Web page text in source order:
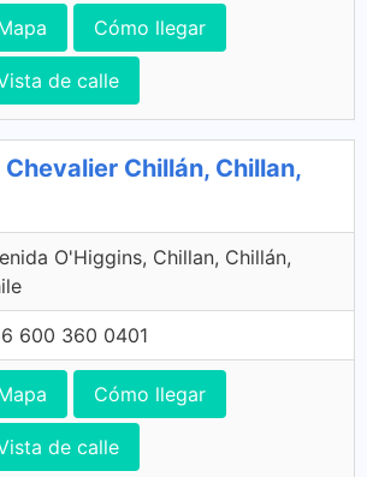
Cómo llegar
de calle
Chillán, Chillan,
O'Higgins, Chillan, Chillán,
600 360 0401
Cómo llegar
de calle